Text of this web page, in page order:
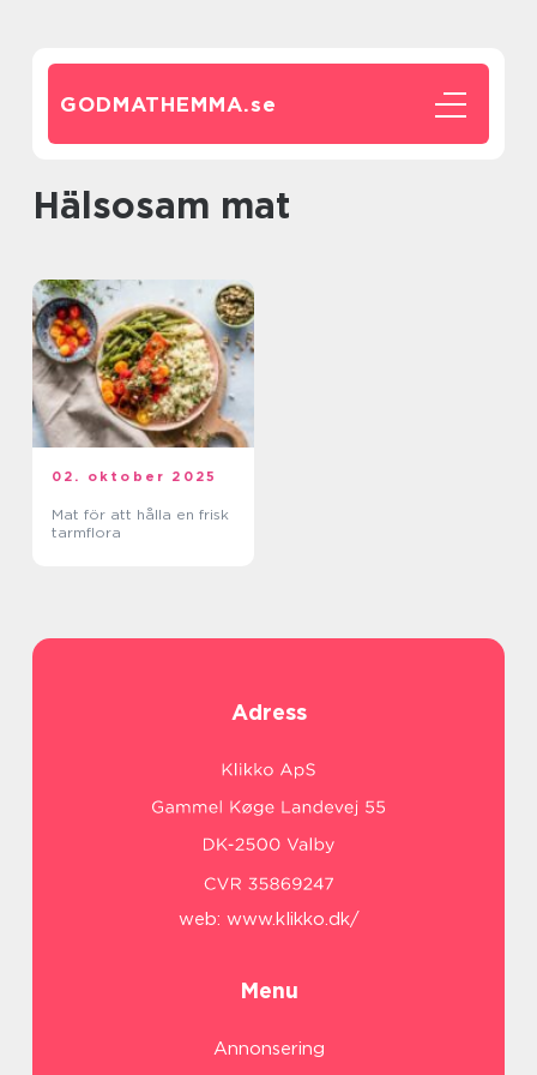
GODMATHEMMA.se
Hälsosam mat
02. oktober 2025
Mat för att hålla en frisk
tarmflora
Adress
web: www.klikko.dk/
Menu
Annonsering